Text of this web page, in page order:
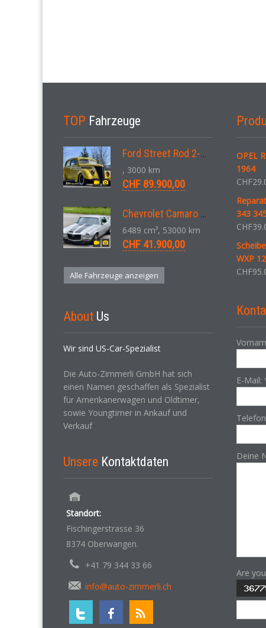
TOP Fahrzeuge
Ford Street Rod 2-Door V8 Aut. 1937
, 3000 km
CHF 89.900,00
Chevrolet Camaro SS 396 LS3 Coupe Aut. 1971
6489 cm³, 53000 km
CHF 41.900,00
Alle Fahrzeuge anzeigen
About Us
Wir sind US-Car-Spezialist
Die Auto-Zimmerli GmbH hat sich
einen Namen geschaffen als Spezialist
für Amerikanerwagen und Oldtimer,
sowie Youngtimer in Ankauf und
Verkauf
Unsere Kontaktdaten
Standort:
Fischingerstrasse 36
8374 Oberwangen.
+41 79 344 33 66
info@auto-zimmerli.ch
OPEL
1964
CHF
343
CHF
WXP
CHF
E-Mail:
Deine
Are